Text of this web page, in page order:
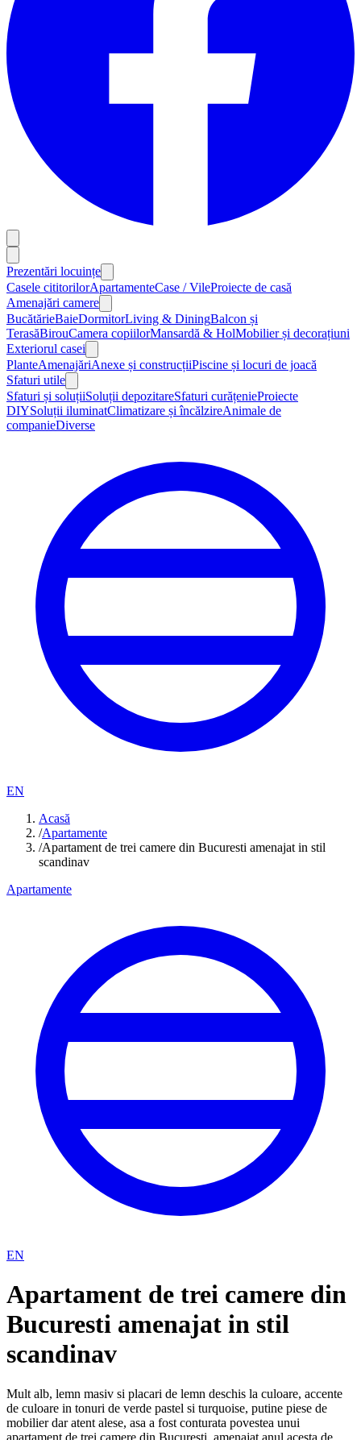
Prezentări locuințe
Casele cititorilorApartamenteCase / VileProiecte de casă
Amenajări camere
BucătărieBaieDormitorLiving & DiningBalcon și
TerasăBirouCamera copiilorMansardă & HolMobilier și decorațiuni
Exteriorul casei
PlanteAmenajăriAnexe și construcțiiPiscine și locuri de joacă
Sfaturi utile
Sfaturi și soluțiiSoluții depozitareSfaturi curățenieProiecte
DIYSoluții iluminatClimatizare și încălzireAnimale de
companieDiverse
EN
Acasă
/Apartamente
/Apartament de trei camere din Bucuresti amenajat in stil
scandinav
Apartamente
EN
Apartament de trei camere din
Bucuresti amenajat in stil
scandinav
Mult alb, lemn masiv si placari de lemn deschis la culoare, accente
de culoare in tonuri de verde pastel si turquoise, putine piese de
mobilier dar atent alese, asa a fost conturata povestea unui
apartament de trei camere din Bucuresti, amenajat anul acesta de